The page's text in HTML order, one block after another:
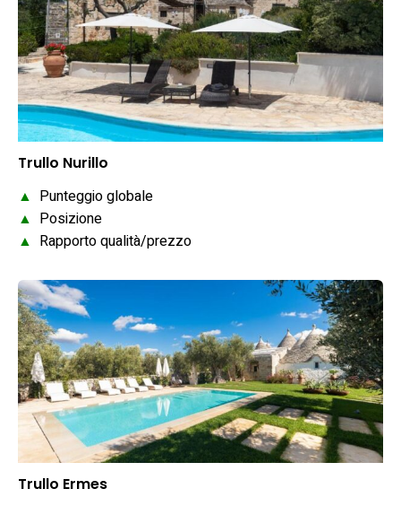
Trullo Nurillo
▲ Punteggio globale
▲ Posizione
▲ Rapporto qualità/prezzo
Trullo Ermes